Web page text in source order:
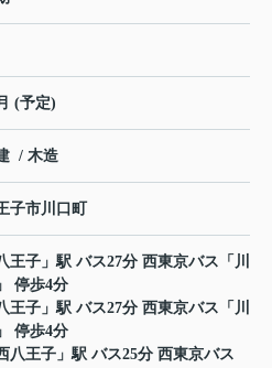
(予定)
/ 木造
子市川口町
王子 」駅 バス27分 西東京バス「川
停歩4分
王子 」駅 バス27分 西東京バス「川
停歩4分
八王子 」駅 バス25分 西東京バス